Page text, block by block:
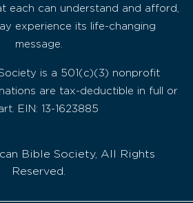
each can understand and afford,
experience its life-changing
message.
is a 501(c)(3) nonprofit
are tax-deductible in full or
EIN: 13-1623885
Bible Society, All Rights
Reserved.